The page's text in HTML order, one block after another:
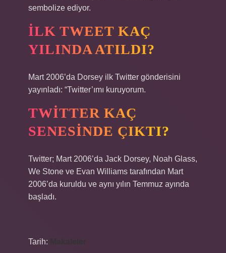
sembolize ediyor.
İLK TWEET KAÇ
YILINDA ATILDI?
Mart 2006’da Dorsey ilk Twitter gönderisini
yayınladı: “Twitter’ımı kuruyorum.
TWITTER KAÇ
SENESINDE ÇIKTI?
Twitter; Mart 2006’da Jack Dorsey, Noah Glass,
We Stone ve Evan Williams tarafından Mart
2006’da kuruldu ve aynı yılın Temmuz ayında
başladı.
Tarih: